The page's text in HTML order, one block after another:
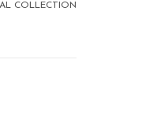
COLLECTION